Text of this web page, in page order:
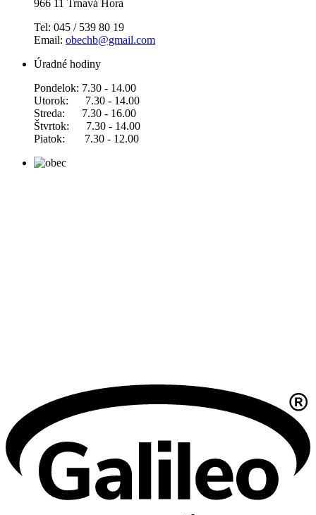
966 11 Trnavá Hora
Tel: 045 / 539 80 19
Email: obechb@gmail.com
Úradné hodiny
Pondelok: 7.30 - 14.00
Utorok: 7.30 - 14.00
Streda: 7.30 - 16.00
Štvrtok: 7.30 - 14.00
Piatok: 7.30 - 12.00